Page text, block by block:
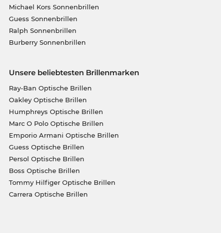
Michael Kors Sonnenbrillen
Guess Sonnenbrillen
Ralph Sonnenbrillen
Burberry Sonnenbrillen
Unsere beliebtesten Brillenmarken
Ray-Ban Optische Brillen
Oakley Optische Brillen
Humphreys Optische Brillen
Marc O Polo Optische Brillen
Emporio Armani Optische Brillen
Guess Optische Brillen
Persol Optische Brillen
Boss Optische Brillen
Tommy Hilfiger Optische Brillen
Carrera Optische Brillen